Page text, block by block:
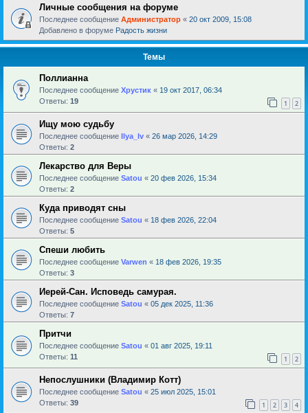
Личные сообщения на форуме
Последнее сообщение Администратор « 20 окт 2009, 15:08
Добавлено в форуме Радость жизни
Темы
Поллианна
Последнее сообщение Хрустик « 19 окт 2017, 06:34
Ответы: 19 1 2
Ищу мою судьбу
Последнее сообщение Ilya_Iv « 26 мар 2026, 14:29
Ответы: 2
Лекарство для Веры
Последнее сообщение Satou « 20 фев 2026, 15:34
Ответы: 2
Куда приводят сны
Последнее сообщение Satou « 18 фев 2026, 22:04
Ответы: 5
Спеши любить
Последнее сообщение Varwen « 18 фев 2026, 19:35
Ответы: 3
Иерей-Сан. Исповедь самурая.
Последнее сообщение Satou « 05 дек 2025, 11:36
Ответы: 7
Притчи
Последнее сообщение Satou « 01 авг 2025, 19:11
Ответы: 11 1 2
Непослушники (Владимир Котт)
Последнее сообщение Satou « 25 июл 2025, 15:01
Ответы: 39 1 2 3 4